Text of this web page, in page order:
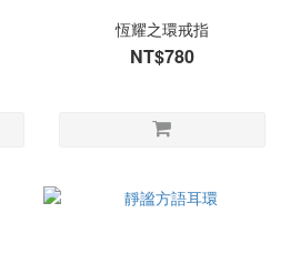
恆耀之環戒指
NT$780